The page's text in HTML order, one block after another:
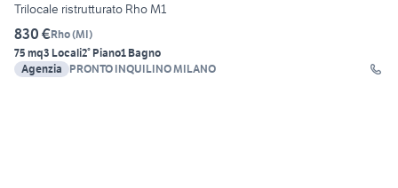
Trilocale ristrutturato Rho M1
830 €Rho(MI)
75 mq3 Locali2° Piano1 Bagno
Agenzia
PRONTO INQUILINO MILANO